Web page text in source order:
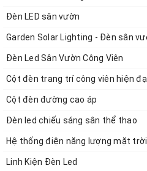
Đèn LED sân vườn
Garden Solar Lighting - Đèn sân
Đèn Led Sân Vườn Công Viên
Cột đèn trang trí công viên hiện
Cột đèn đường cao áp
Đèn led chiếu sáng sân thể thao
Hệ thống điện năng lượng mặt trời
Linh Kiện Đèn Led